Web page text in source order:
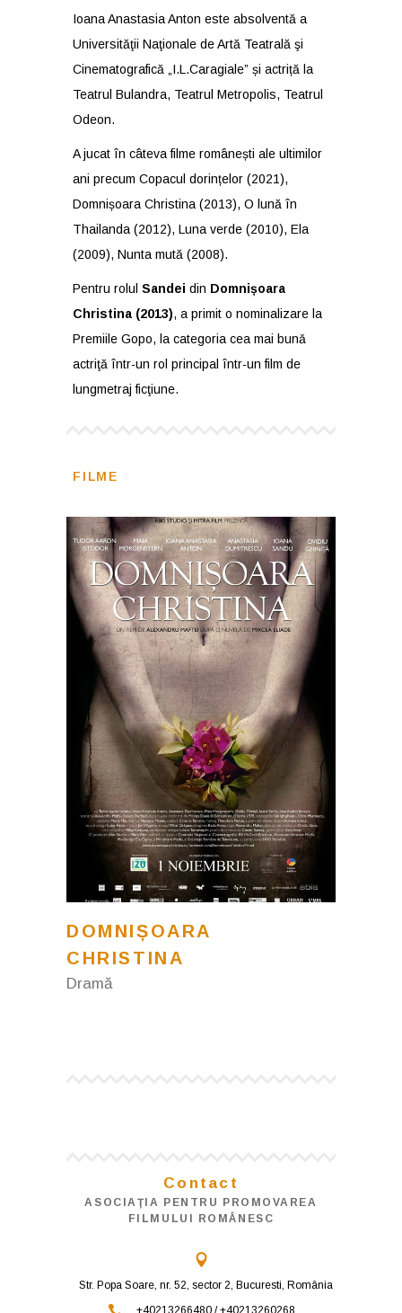
Ioana Anastasia Anton este absolventă a
Universităţii Naţionale de Artă Teatrală şi
Cinematografică „I.L.Caragiale” și actriță la
Teatrul Bulandra, Teatrul Metropolis, Teatrul
Odeon.
A jucat în câteva filme românești ale ultimilor
ani precum Copacul dorințelor (2021),
Domnișoara Christina (2013), O lună în
Thailanda (2012), Luna verde (2010), Ela
(2009), Nunta mută (2008).
Pentru rolul Sandei din Domnișoara
Christina (2013), a primit o nominalizare la
Premiile Gopo, la categoria cea mai bunǎ
actriţă într-un rol principal într-un film de
lungmetraj ficţiune.
FILME
DOMNIȘOARA
CHRISTINA
Dramă
Contact
ASOCIAŢIA PENTRU PROMOVAREA
FILMULUI ROMÂNESC
Str. Popa Soare, nr. 52, sector 2, Bucuresti, România